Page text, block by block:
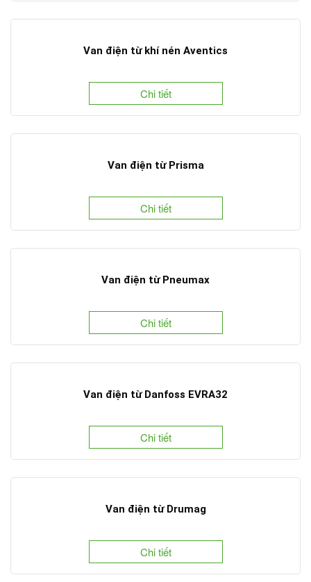
Van điện từ khí nén Aventics
Chi tiết
Van điện từ Prisma
Chi tiết
Van điện từ Pneumax
Chi tiết
Van điện từ Danfoss EVRA32
Chi tiết
Van điện từ Drumag
Chi tiết